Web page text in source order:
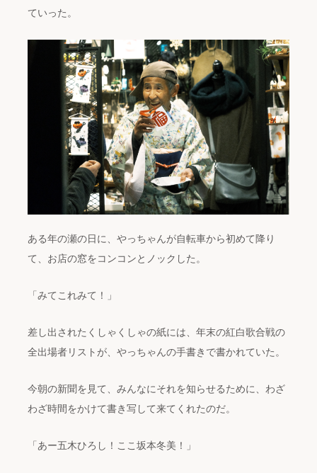
ていった。
ある年の瀬の日に、やっちゃんが自転車から初めて降り
て、お店の窓をコンコンとノックした。
「みてこれみて！」
差し出されたくしゃくしゃの紙には、年末の紅白歌合戦の
全出場者リストが、やっちゃんの手書きで書かれていた。
今朝の新聞を見て、みんなにそれを知らせるために、わざ
わざ時間をかけて書き写して来てくれたのだ。
「あー五木ひろし！ここ坂本冬美！」